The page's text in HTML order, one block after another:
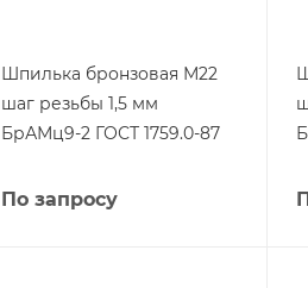
Шпилька бронзовая М22
шаг резьбы 1,5 мм
БрАМц9-2 ГОСТ 1759.0-87
По запросу